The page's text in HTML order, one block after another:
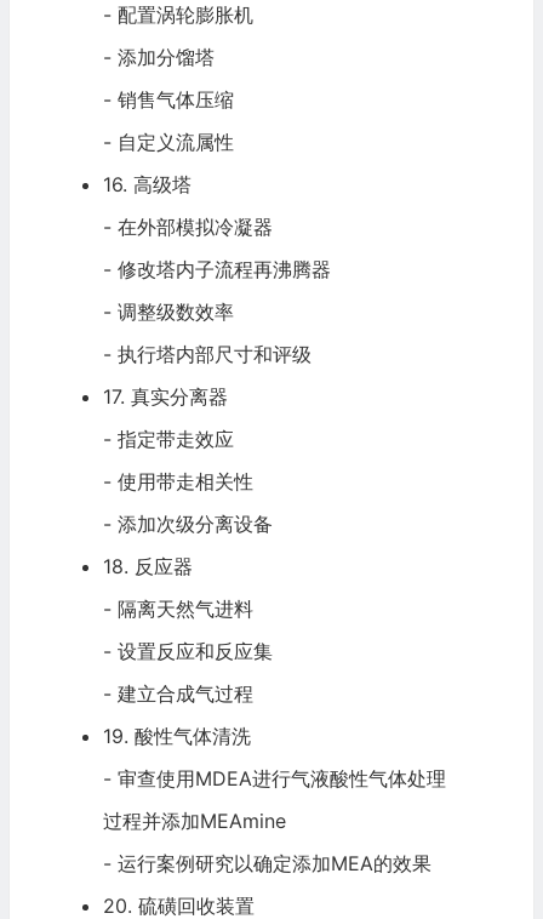
- 配置涡轮膨胀机
- 添加分馏塔
- 销售气体压缩
- 自定义流属性
16. 高级塔
- 在外部模拟冷凝器
- 修改塔内子流程再沸腾器
- 调整级数效率
- 执行塔内部尺寸和评级
17. 真实分离器
- 指定带走效应
- 使用带走相关性
- 添加次级分离设备
18. 反应器
- 隔离天然气进料
- 设置反应和反应集
- 建立合成气过程
19. 酸性气体清洗
- 审查使用MDEA进行气液酸性气体处理
过程并添加MEAmine
- 运行案例研究以确定添加MEA的效果
20. 硫磺回收装置